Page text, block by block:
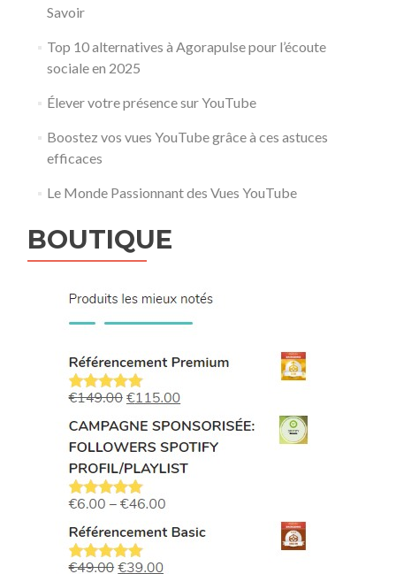
Savoir
Top 10 alternatives à Agorapulse pour l’écoute
sociale en 2025
Élever votre présence sur YouTube
Boostez vos vues YouTube grâce à ces astuces
efficaces
Le Monde Passionnant des Vues YouTube
BOUTIQUE